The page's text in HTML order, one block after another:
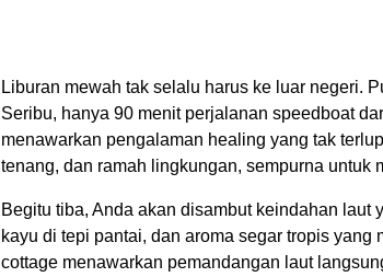
Liburan mewah tak selalu harus ke luar negeri.
Seribu, hanya 90 menit perjalanan speedboat
menawarkan pengalaman healing yang tak
tenang, dan ramah lingkungan, sempurna untuk
Begitu tiba, Anda akan disambut keindahan laut
kayu di tepi pantai, dan aroma segar tropis yang
cottage menawarkan pemandangan laut